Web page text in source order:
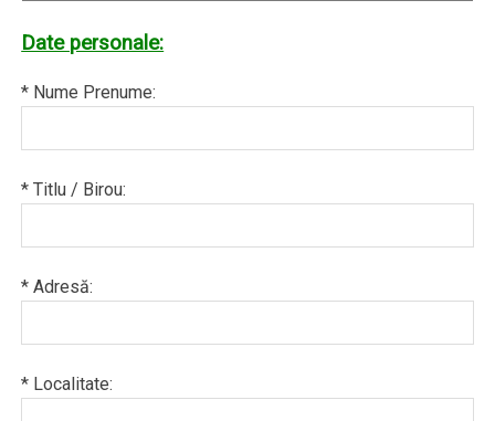
Date personale:
* Nume Prenume:
* Titlu / Birou:
* Adresă:
* Localitate: